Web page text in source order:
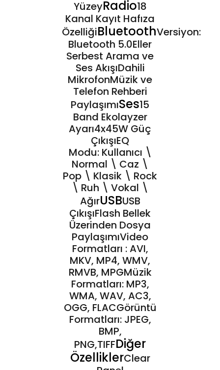
YüzeyRadio18
Kanal Kayıt Hafıza
ÖzelliğiBluetoothVersiyon:
Bluetooth 5.0Eller
Serbest Arama ve
Ses AkışıDahili
MikrofonMüzik ve
Telefon Rehberi
PaylaşımıSes15
Band Ekolayzer
Ayarı4x45W Güç
ÇıkışıEQ
Modu: Kullanıcı \
Normal \ Caz \
Pop \ Klasik \ Rock
\ Ruh \ Vokal \
AğırUSBUSB
ÇıkışıFlash Bellek
Üzerinden Dosya
PaylaşımıVideo
Formatları : AVI,
MKV, MP4, WMV,
RMVB, MPGMüzik
Formatları: MP3,
WMA, WAV, AC3,
OGG, FLACGörüntü
Formatları: JPEG,
BMP,
PNG,TIFFDiğer
ÖzelliklerClear